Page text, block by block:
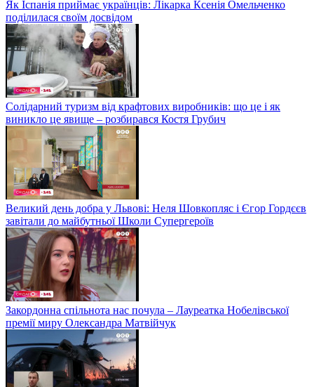
Як Іспанія приймає українців: Лікарка Ксенія Омельченко
поділилася своїм досвідом
Солідарний туризм від крафтових виробників: що це і як
виникло це явище – розбирався Костя Грубич
Великий день добра у Львові: Неля Шовкопляс і Єгор Гордєєв
завітали до майбутньої Школи Супергероїв
Закордонна спільнота нас почула – Лауреатка Нобелівської
премії миру Олександра Матвійчук